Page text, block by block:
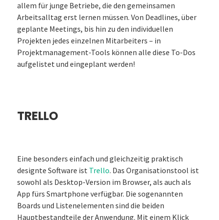
allem für junge Betriebe, die den gemeinsamen
Arbeitsalltag erst lernen müssen. Von Deadlines, über
geplante Meetings, bis hin zu den individuellen
Projekten jedes einzelnen Mitarbeiters – in
Projektmanagement-Tools können alle diese To-Dos
aufgelistet und eingeplant werden!
TRELLO
Eine besonders einfach und gleichzeitig praktisch
designte Software ist Trello. Das Organisationstool ist
sowohl als Desktop-Version im Browser, als auch als
App fürs Smartphone verfügbar. Die sogenannten
Boards und Listenelementen sind die beiden
Hauptbestandteile der Anwendung. Mit einem Klick